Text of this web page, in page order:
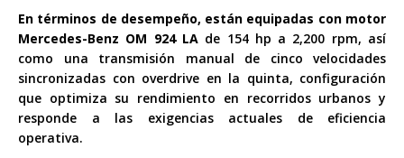
En términos de desempeño, están equipadas con motor
Mercedes-Benz OM 924 LAde 154 hp a 2,200 rpm, así
como una transmisión manual de cinco velocidades
sincronizadas con overdrive en la quinta, configuración
que optimiza su rendimiento en recorridos urbanos y
responde a las exigencias actuales de eficiencia
operativa.